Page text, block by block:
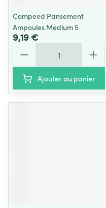
Compeed Pansement
Ampoules Medium 5
9,19 €
Ajouter au panier